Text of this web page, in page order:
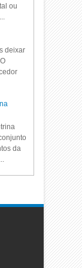
ou
deixar
da